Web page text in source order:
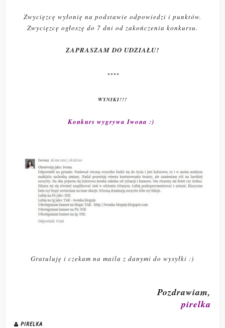
Zwycięzcę wyłonię na podstawie odpowiedzi i punktów.
Zwycięzcę ogłoszę do 7 dni od zakończenia konkursu.
ZAPRASZAM DO UDZIAŁU!
****
WYNIKI!!!
Konkurs wygrywa Iwona :)
Gratuluję i czekam na maila z danymi do wysyłki :)
Pozdrawiam,
pirelka
PIRELKA